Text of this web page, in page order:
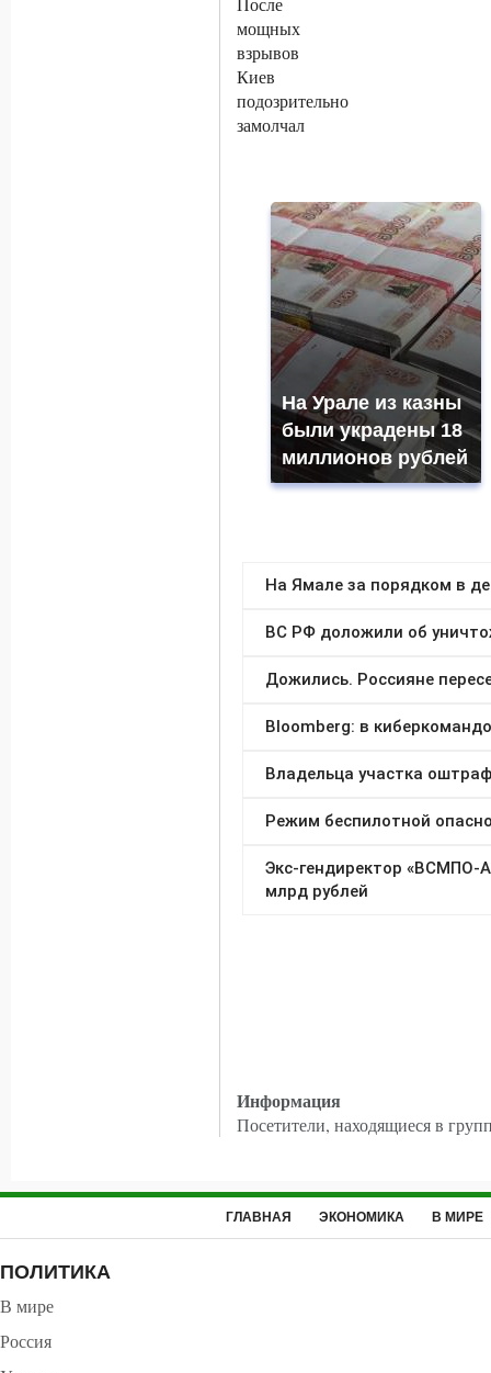
На Урале из казны
были украдены 18
миллионов рублей
Информация
Посетители, находящиеся в
ГЛАВНАЯ ЭКОНОМИКА В МИРЕ
ПОЛИТИКА
В мире
Россия